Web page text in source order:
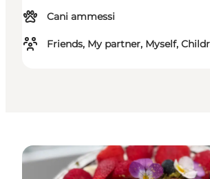
Cani ammessi
Friends, My partner, Myself,